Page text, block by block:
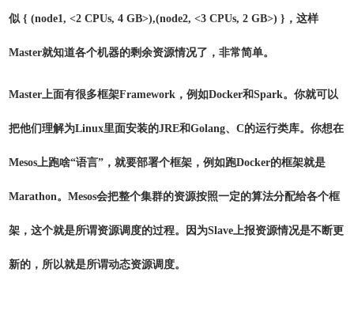
似 { (node1, <2 CPUs, 4 GB>),(node2, <3 CPUs, 2 GB>) }，这样
Master就知道各个机器的剩余资源情况了，非常简单。
Master上面有很多框架Framework，例如Docker和Spark。你就可以
把他们理解为Linux里面安装的JRE和Golang、C的运行类库。你想在
Mesos上跑啥“语言”，就要部署个框架，例如跑Docker的框架就是
Marathon。Mesos会把整个集群的资源按照一定的算法分配给各个框
架，这个就是所谓资源调度的过程。因为Slave上报资源情况是不断更
新的，所以就是所谓动态资源调度。